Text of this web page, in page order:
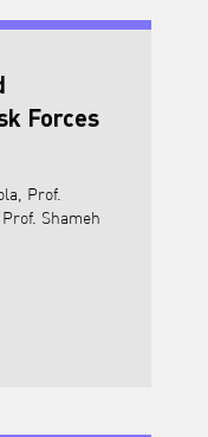
Forces
Prof.
Shameh
- and Preventative Cardiology